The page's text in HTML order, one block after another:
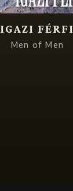
IGAZI FÉRFI
Men of Men